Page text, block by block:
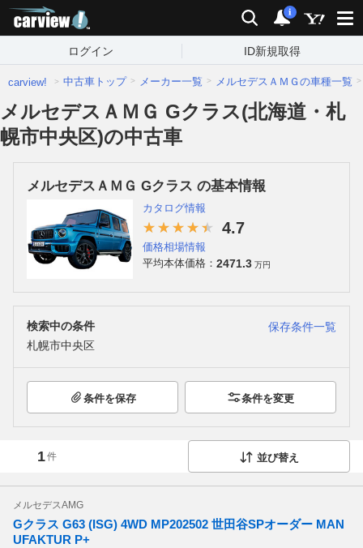
検索 通知
i
ログイン ID新規取得
carview! 中古車トップ メーカー一覧 メルセデスＡＭＧの車種一覧
メルセデスＡＭＧ Gクラス(北海道・札
幌市中央区)の中古車
メルセデスＡＭＧ Gクラス の基本情報
カタログ情報
4.7
価格相場情報
平均本体価格： 2471.3 万円
検索中の条件
保存条件一覧
札幌市中央区
条件を保存 条件を変更
1件 並び替え
メルセデスAMG
Gクラス G63 (ISG) 4WD MP202502 世田谷SPオーダー MAN
UFAKTUR P+